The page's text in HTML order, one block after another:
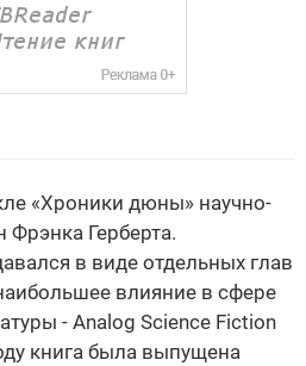
«Хроники дюны» научно-
Герберта.
в виде отдельных глав
влияние в сфере
- Analog Science Fiction
книга была выпущена